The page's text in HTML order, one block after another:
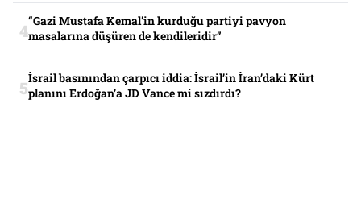
“Gazi Mustafa Kemal’in kurduğu partiyi pavyon
masalarına düşüren de kendileridir”
İsrail basınından çarpıcı iddia: İsrail’in İran’daki Kürt
planını Erdoğan’a JD Vance mi sızdırdı?